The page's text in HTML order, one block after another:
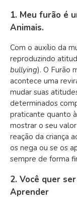
1. Meu furão é
Animais.
Com o auxílio da
reproduzindo
bullying). O Furão
acontece uma
mudar suas
determinados
praticante quanto
mostrar o seu
reação da criança
os nega ou se os
sempre de forma
2. Você quer
Aprender